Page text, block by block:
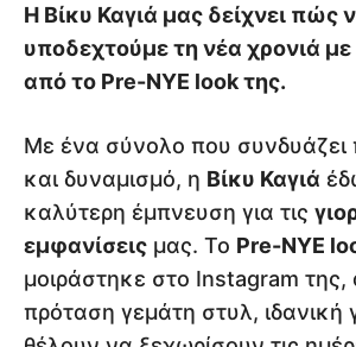
Η Βίκυ Καγιά μας δείχνει πώς
υποδεχτούμε τη νέα χρονιά
από το Pre-NYE look της.
Με ένα σύνολο που συνδυάζει
και δυναμισμό, η Βίκυ Καγιά
καλύτερη έμπνευση για τις
εμφανίσεις μας. Το Pre-NYE
μοιράστηκε στο Instagram της,
πρόταση γεμάτη στυλ, ιδανική